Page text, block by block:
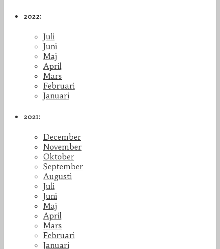
2022:
Juli
Juni
Maj
April
Mars
Februari
Januari
2021:
December
November
Oktober
September
Augusti
Juli
Juni
Maj
April
Mars
Februari
Januari